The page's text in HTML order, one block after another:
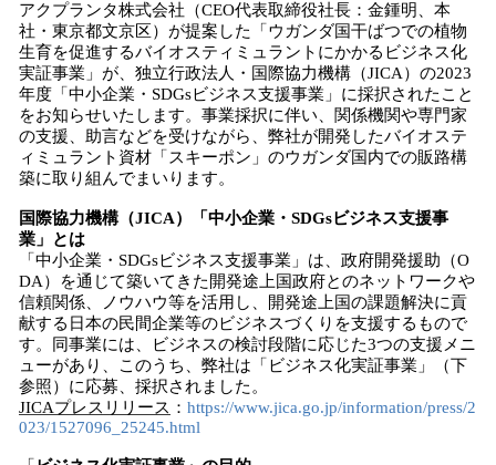
アクプランタ株式会社（CEO代表取締役社長：金鍾明、本
社・東京都文京区）が提案した「ウガンダ国干ばつでの植物
生育を促進するバイオスティミュラントにかかるビジネス化
実証事業」が、独立行政法人・国際協力機構（JICA）の2023
年度「中小企業・SDGsビジネス支援事業」に採択されたこと
をお知らせいたします。事業採択に伴い、関係機関や専門家
の支援、助言などを受けながら、弊社が開発したバイオステ
ィミュラント資材「スキーポン」のウガンダ国内での販路構
築に取り組んでまいります。
国際協力機構（JICA）「中小企業・SDGsビジネス支援事
業」とは
「中小企業・SDGsビジネス支援事業」は、政府開発援助（O
DA）を通じて築いてきた開発途上国政府とのネットワークや
信頼関係、ノウハウ等を活用し、開発途上国の課題解決に貢
献する日本の民間企業等のビジネスづくりを支援するもので
す。同事業には、ビジネスの検討段階に応じた3つの支援メニ
ューがあり、このうち、弊社は「ビジネス化実証事業」（下
参照）に応募、採択されました。
JICAプレスリリース ： https://www.jica.go.jp/information/press/2
023/1527096_25245.html